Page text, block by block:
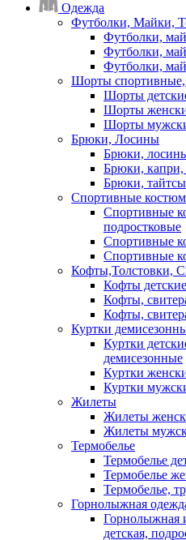
Одежда
Футболки, Майки,
Футболки,
Футболки,
Футболки,
Шорты
Шорты
Шорты
Шорты
Брюки, Лосины
Брюки,
Брюки,
Брюки,
Спортивные
Спортивные
подростковые
Спортивные
Спортивные
Кофты,Толстовки,
Кофты
Кофты,
Кофты,
Куртки
Куртки
демисезонные
Куртки
Куртки
Жилеты
Жилеты
Жилеты
Термобелье
Термобелье
Термобелье
Термобелье,
Горнолыжная
Горнолыжная
детская,